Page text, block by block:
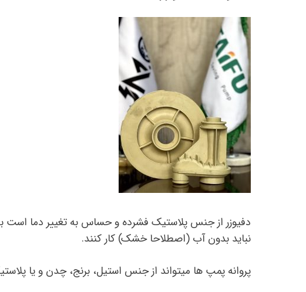
دفیوزر از جنس پلاستیک فشرده و حساس به تغییر دما
نباید بدون آب (اصطلاحا خشک) کار کنند.
پروانه پمپ ها میتواند از جنس استیل، برنج، چدن و یا